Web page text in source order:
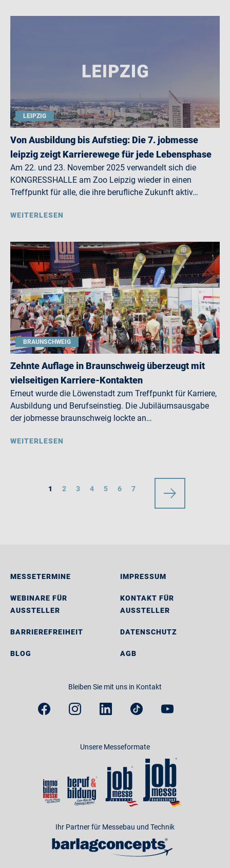
LEIPZIG
Von Ausbildung bis Aufstieg: Die 7. jobmesse
leipzig zeigt Karrierewege für jede Lebensphase
Am 22. und 23. November 2025 verwandelt sich die
KONGRESSHALLE am Zoo Leipzig wieder in einen
Treffpunkt für alle, die ihre berufliche Zukunft aktiv…
WEITERLESEN
BRAUNSCHWEIG
Zehnte Auflage in Braunschweig überzeugt mit
vielseitigen Karriere-Kontakten
Erneut wurde die Löwenstadt zum Treffpunkt für Karriere,
Ausbildung und Berufseinstieg. Die Jubiläumsausgabe
der jobmesse braunschweig lockte an…
WEITERLESEN
1 2 3 4 5 6 7
MESSETERMINE
WEBINARE FÜR
AUSSTELLER
BARRIEREFREIHEIT
BLOG
IMPRESSUM
KONTAKT FÜR
AUSSTELLER
DATENSCHUTZ
AGB
Bleiben Sie mit uns in Kontakt
Unsere Messeformate
Ihr Partner für Messebau und Technik